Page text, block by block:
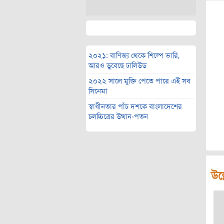
২০২১: বাণিজ্য থেকে শিল্পে ভারি,
আরও ডুবেছে ঢালিউড
২০২২ সালে মুক্তি পেতে পারে এই সব
সিনেমা
স্বাধীনতার পাঁচ দশকে বাংলাদেশের
চলচ্চিত্রের উত্থান-পতন